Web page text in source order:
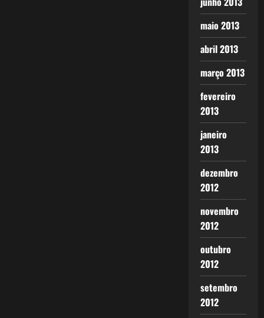
maio 2013
abril 2013
março 2013
fevereiro
2013
janeiro
2013
dezembro
2012
novembro
2012
outubro
2012
setembro
2012